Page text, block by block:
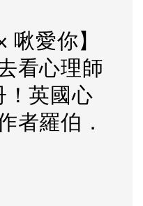
啾愛你】
看心理師
！英國心
者羅伯．